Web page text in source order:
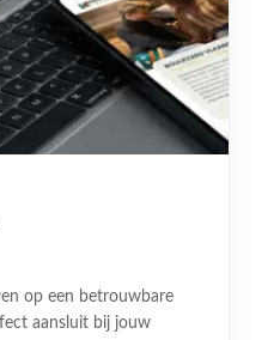
op een betrouwbare
aansluit bij jouw